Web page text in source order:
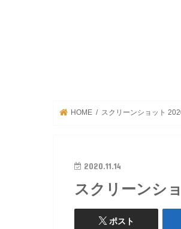
HOME スクリーンショット
2020.11.14
スクリーンシ
ポスト